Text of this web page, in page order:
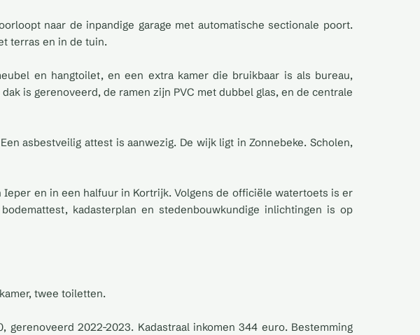
naar de inpandige garage met automatische sectionale poort.
terras en in de tuin.
en hangtoilet, en een extra kamer die bruikbaar is als bureau,
is gerenoveerd, de ramen zijn PVC met dubbel glas, en de centrale
asbestveilig attest is aanwezig. De wijk ligt in Zonnebeke. Scholen,
en in een halfuur in Kortrijk. Volgens de officiële watertoets is er
kadasterplan en stedenbouwkundige inlichtingen is op
twee toiletten.
2022-2023. Kadastraal inkomen 344 euro. Bestemming